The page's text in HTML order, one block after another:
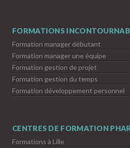
FORMATIONS
Formation manager débutant
Formation manager une équipe
Formation gestion de projet
Formation gestion du temps
Formation développement personnel
CENTRES DE FORMATION
Formations à Lille